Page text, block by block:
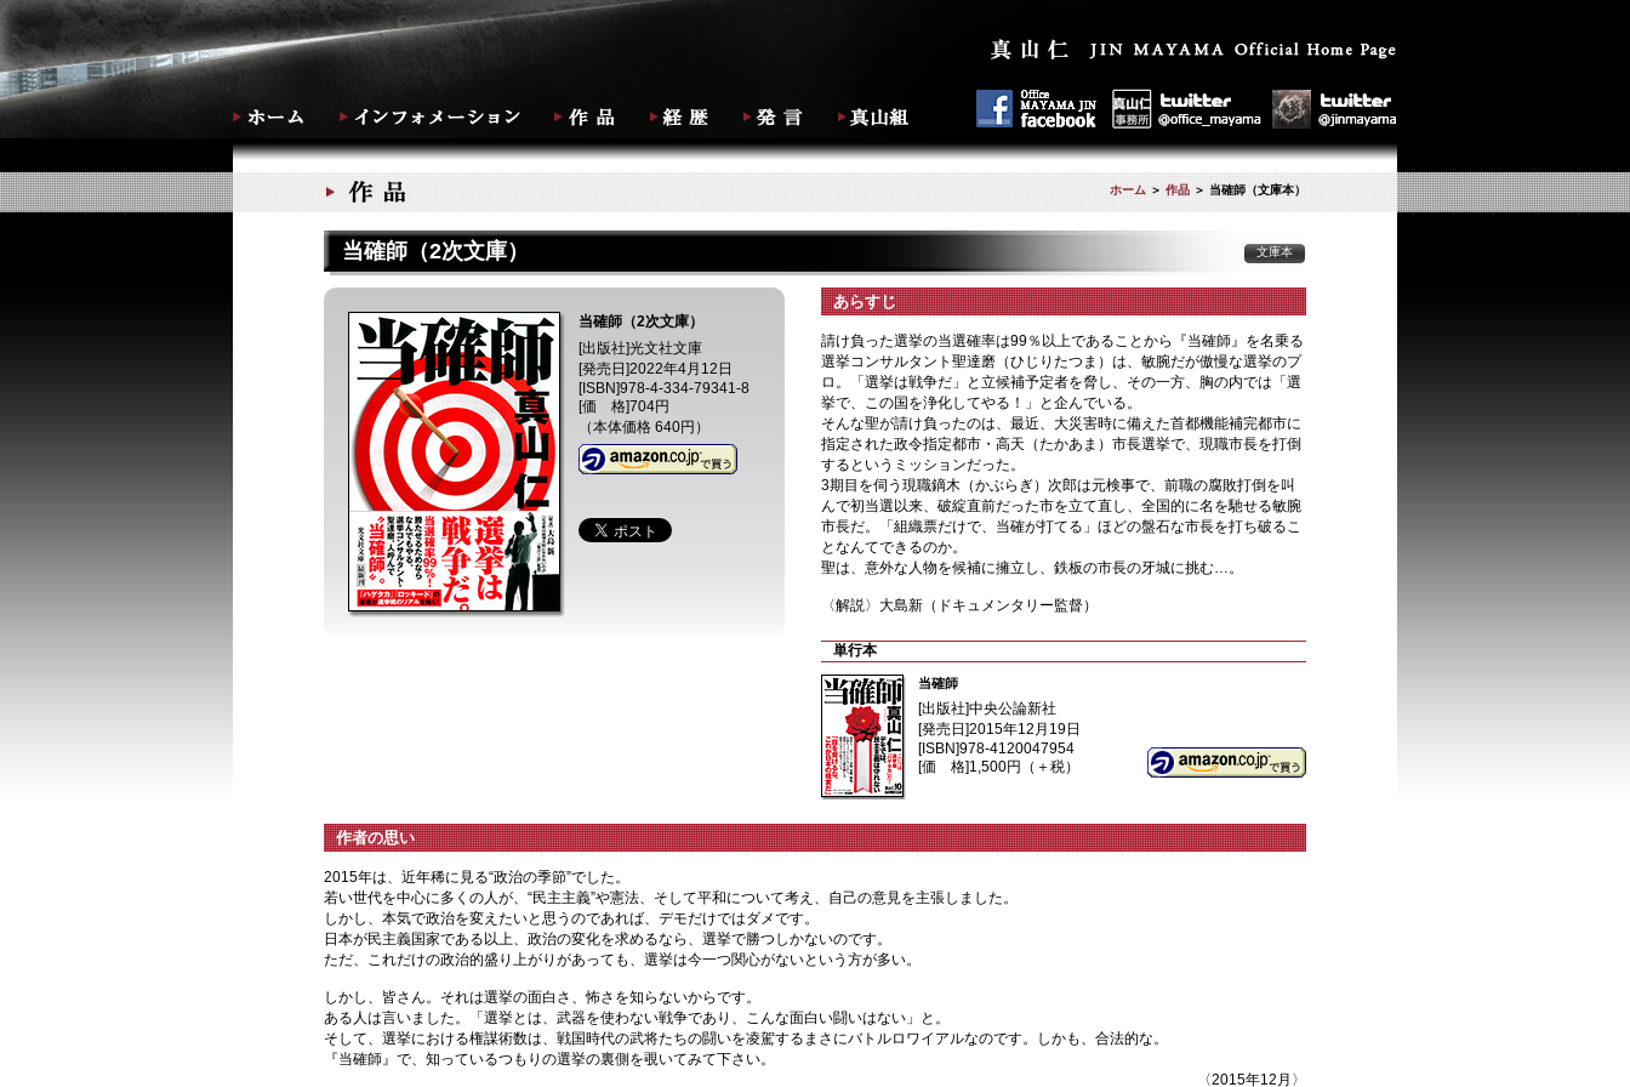
ホーム ＞ 作品 ＞ 当確師（文庫本）
当確師（2次文庫） 文庫本
当確師（2次文庫）
[出版社]光文社文庫
[発売日]2022年4月12日
[ISBN]978-4-334-79341-8
[価 格]704円
（本体価格 640円）
あらすじ
請け負った選挙の当選確率は99％以上であることから『当確師』を名乗る
選挙コンサルタント聖達磨（ひじりたつま）は、敏腕だが傲慢な選挙のプ
ロ。「選挙は戦争だ」と立候補予定者を脅し、その一方、胸の内では「選
挙で、この国を浄化してやる！」と企んでいる。
そんな聖が請け負ったのは、最近、大災害時に備えた首都機能補完都市に
指定された政令指定都市・高天（たかあま）市長選挙で、現職市長を打倒
するというミッションだった。
3期目を伺う現職鏑木（かぶらぎ）次郎は元検事で、前職の腐敗打倒を叫
んで初当選以来、破綻直前だった市を立て直し、全国的に名を馳せる敏腕
市長だ。「組織票だけで、当確が打てる」ほどの盤石な市長を打ち破るこ
となんてできるのか。
聖は、意外な人物を候補に擁立し、鉄板の市長の牙城に挑む…。
〈解説〉大島新（ドキュメンタリー監督）
単行本
当確師
[出版社]中央公論新社
[発売日]2015年12月19日
[ISBN]978-4120047954
[価 格]1,500円（＋税）
作者の思い
2015年は、近年稀に見る“政治の季節”でした。
若い世代を中心に多くの人が、“民主主義”や憲法、そして平和について考え、自己の意見を主張しました。
しかし、本気で政治を変えたいと思うのであれば、デモだけではダメです。
日本が民主義国家である以上、政治の変化を求めるなら、選挙で勝つしかないのです。
ただ、これだけの政治的盛り上がりがあっても、選挙は今一つ関心がないという方が多い。
しかし、皆さん。それは選挙の面白さ、怖さを知らないからです。
ある人は言いました。「選挙とは、武器を使わない戦争であり、こんな面白い闘いはない」と。
そして、選挙における権謀術数は、戦国時代の武将たちの闘いを凌駕するまさにバトルロワイアルなのです。しかも、合法的な。
『当確師』で、知っているつもりの選挙の裏側を覗いてみて下さい。
〈2015年12月〉